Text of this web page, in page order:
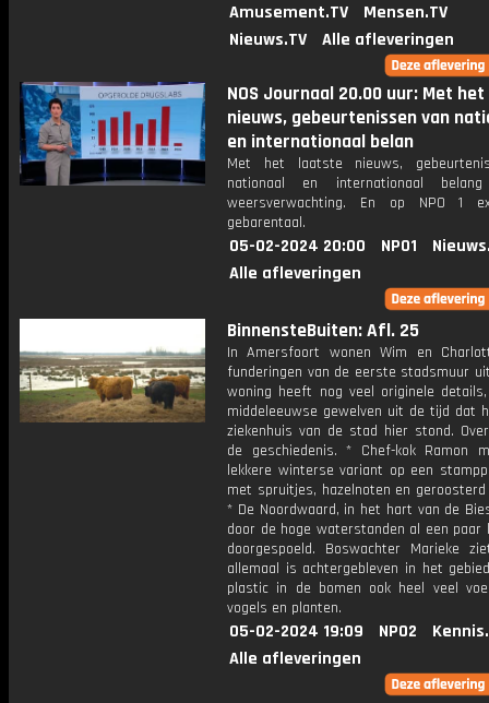
Amusement.TV
Mensen.TV
Nieuws.TV
Alle afleveringen
NOS Journaal 20.00 uur: Met
nieuws, gebeurtenissen van
en internationaal belan
Met het laatste nieuws,
nationaal en internationaal
weersverwachting. En op NPO 1
gebarentaal.
05-02-2024 20:00 NPO1
Alle afleveringen
BinnensteBuiten: Afl. 25
In Amersfoort wonen Wim en
funderingen van de eerste stadsmuur
woning heeft nog veel originele
middeleeuwse gewelven uit de tijd dat
ziekenhuis van de stad hier stond.
de geschiedenis. * Chef-kok Ramon
lekkere winterse variant op een
met spruitjes, hazelnoten en geroosterd
* De Noordwaard, in het hart van de
door de hoge waterstanden al een paar
doorgespoeld. Boswachter Marieke
allemaal is achtergebleven in het
plastic in de bomen ook heel veel
vogels en planten.
05-02-2024 19:09 NPO2
Alle afleveringen